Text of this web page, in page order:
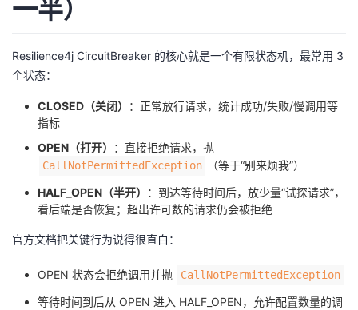
一半）
Resilience4j CircuitBreaker 的核心就是一个有限状态机，最常用 3
个状态：
CLOSED（关闭）
：正常放行请求，统计成功/失败/慢调用等
指标
OPEN（打开）
：直接拒绝请求，抛
CallNotPermittedException
（等于“别来烦我”）
HALF_OPEN（半开）
：到达等待时间后，放少量“试探请求”，
看后端是否恢复；超出许可数的请求仍会被拒绝
官方文档把关键行为说得很直白：
OPEN 状态会拒绝调用并抛 CallNotPermittedException
等待时间到后从 OPEN 进入 HALF_OPEN，允许配置数量的调